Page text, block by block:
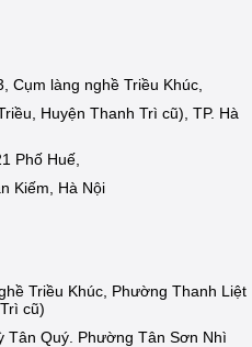
Cụm làng nghề Triều Khúc,
Huyện Thanh Trì cũ), TP. Hà
Phố Huế,
Kiếm, Hà Nội
Triều Khúc, Phường Thanh Liệt
cũ)
Tân Quý. Phường Tân Sơn Nhì